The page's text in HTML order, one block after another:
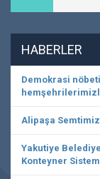
HABERLER
Demokrasi
Alipaşa
Yakutiye
Konteyner